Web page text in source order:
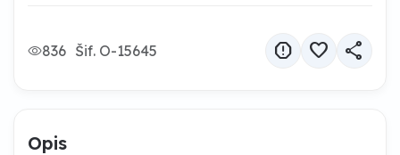
836 Šif. O-15645 report favorite share
Opis